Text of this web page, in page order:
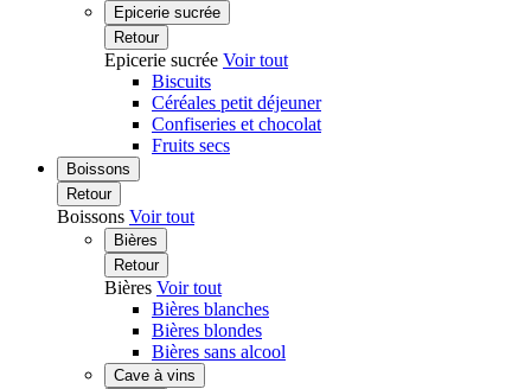
Epicerie sucrée
Retour
Epicerie sucrée Voir tout
Biscuits
Céréales petit déjeuner
Confiseries et chocolat
Fruits secs
Boissons
Retour
Boissons Voir tout
Bières
Retour
Bières Voir tout
Bières blanches
Bières blondes
Bières sans alcool
Cave à vins